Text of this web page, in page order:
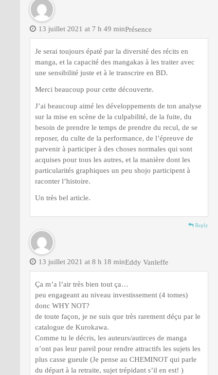
Présence
13 juillet 2021 at 7 h 49 min
Je serai toujours épaté par la diversité des récits en
manga, et la capacité des mangakas à les traiter avec
une sensibilité juste et à le transcrire en BD.
Merci beaucoup pour cette découverte.
J’ai beaucoup aimé les développements de ton analyse
sur la mise en scène de la culpabilité, de la fuite, du
besoin de prendre le temps de prendre du recul, de se
reposer, du culte de la performance, de l’épreuve de
parvenir à participer à des choses normales qui sont
acquises pour tous les autres, et la manière dont les
particularités graphiques un peu shojo participent à
raconter l’histoire.
Un très bel article.
Reply
Eddy Vanleffe
13 juillet 2021 at 8 h 18 min
Ça m’a l’air très bien tout ça…
peu engageant au niveau investissement (4 tomes)
donc WHY NOT?
de toute façon, je ne suis que très rarement déçu par le
catalogue de Kurokawa.
Comme tu le décris, les auteurs/autirces de manga
n’ont pas leur pareil pour rendre attractifs les sujets les
plus casse gueule (Je pense au CHEMINOT qui parle
du départ à la retraite, sujet trépidant s’il en est! )